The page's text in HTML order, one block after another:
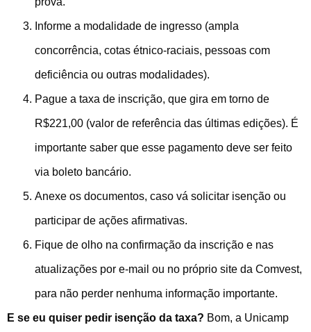
Informe a modalidade de ingresso (ampla
concorrência, cotas étnico-raciais, pessoas com
deficiência ou outras modalidades).
Pague a taxa de inscrição, que gira em torno de
R$221,00 (valor de referência das últimas edições). É
importante saber que esse pagamento deve ser feito
via boleto bancário.
Anexe os documentos, caso vá solicitar isenção ou
participar de ações afirmativas.
Fique de olho na confirmação da inscrição e nas
atualizações por e-mail ou no próprio site da Comvest,
para não perder nenhuma informação importante.
E se eu quiser pedir isenção da taxa? Bom, a Unicamp